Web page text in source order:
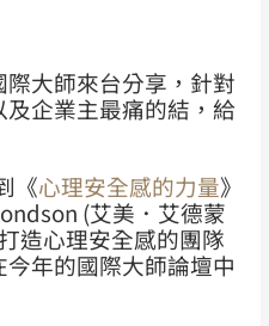
大師來台分享，針對
企業主最痛的結，給
《心理安全感的力量》
(艾美．艾德蒙
造心理安全感的團隊
年的國際大師論壇中